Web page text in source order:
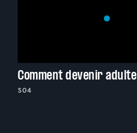
Comment devenir adulte
S04